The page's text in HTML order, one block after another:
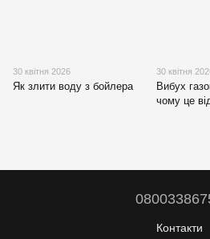
30 квітня 2026
Як злити воду з бойлера
30 квітня
Вибух
чому це
Контакти